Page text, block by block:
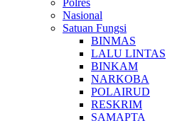
Polres
Nasional
Satuan Fungsi
BINMAS
LALU LINTAS
BINKAM
NARKOBA
POLAIRUD
RESKRIM
SAMAPTA